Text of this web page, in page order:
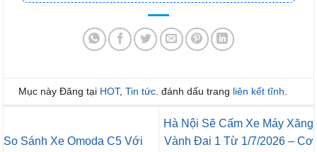
Mục này Đăng tại HOT, Tin tức . đánh dấu trang liên kết tĩnh
So Sánh Xe Omoda C5 Với
Hà Nội Sẽ Cấm Xe Máy Xăng
Vành Đai 1 Từ 1/7/2026 – Cơ